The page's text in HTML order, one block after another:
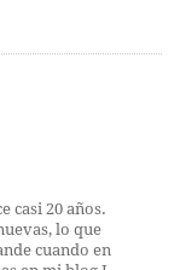
casi 20 años.
lo que
cuando en